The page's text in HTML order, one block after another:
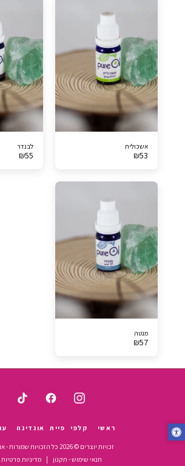
אשכולית
₪53
לבנדר
₪55
מנטה
₪57
ראשי קלפי פיית אונדינה
זכויות יוצרים © 2026 כל הזכויות שמורות -
תנאי שימוש - תקנון
מדיניות פרטיות